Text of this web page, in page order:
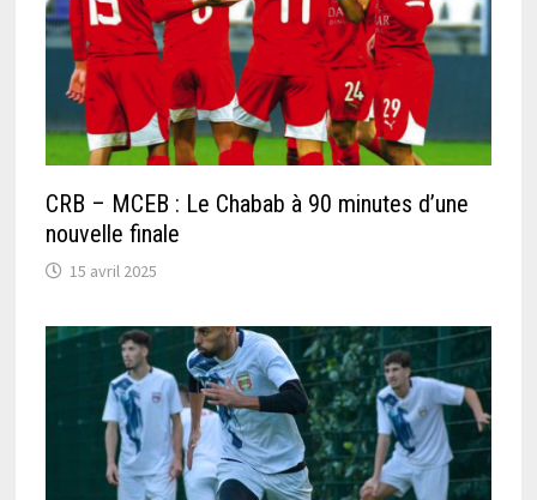
CRB – MCEB : Le Chabab à 90 minutes d’une
nouvelle finale
15 avril 2025